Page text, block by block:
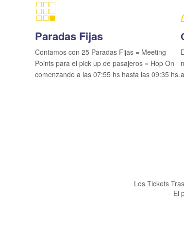
Paradas Fijas
Contamos con 25 Paradas Fijas = Meeting
Points para el pick up de pasajeros = Hop On
comenzando a las 07:55 hs hasta las 09:35 hs.
Los Tickets
El